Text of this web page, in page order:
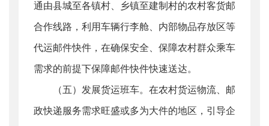
通由县城至各镇村、乡镇至建制村的农村客货邮
合作线路，利用车辆行李舱、内部物品存放区等
代运邮件快件，在确保安全、保障农村群众乘车
需求的前提下保障邮件快件快速送达。
（五）发展货运班车。在农村货运物流、邮
政快递服务需求旺盛或多为大件的地区，引导企